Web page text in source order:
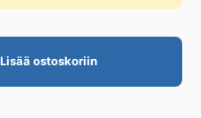
Lisää ostoskoriin